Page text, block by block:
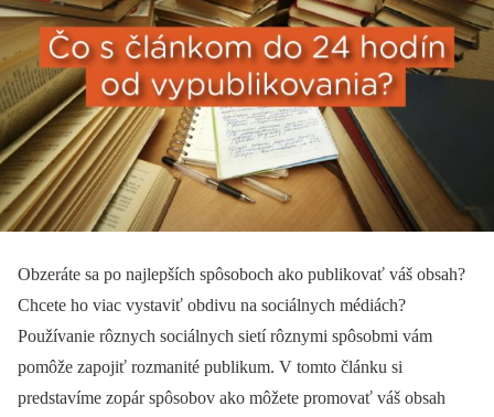
Obzeráte sa po najlepších spôsoboch ako publikovať váš obsah?
Chcete ho viac vystaviť obdivu na sociálnych médiách?
Používanie rôznych sociálnych sietí rôznymi spôsobmi vám
pomôže zapojiť rozmanité publikum. V tomto článku si
predstavíme zopár spôsobov ako môžete promovať váš obsah